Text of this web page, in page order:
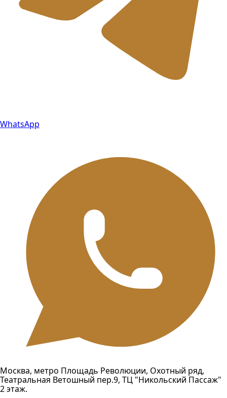
WhatsApp
Москва, метро Площадь Революции, Охотный ряд,
Театральная Ветошный пер.9, ТЦ "Никольский Пассаж"
2 этаж.